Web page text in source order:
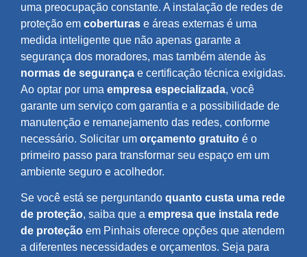
uma preocupação constante. A instalação de redes de
proteção em coberturas e áreas externas é uma
medida inteligente que não apenas garante a
segurança dos moradores, mas também atende às
normas de segurança e certificação técnica exigidas.
Ao optar por uma empresa especializada, você
garante um serviço com garantia e a possibilidade de
manutenção e remanejamento das redes, conforme
necessário. Solicitar um orçamento gratuito é o
primeiro passo para transformar seu espaço em um
ambiente seguro e acolhedor.
Se você está se perguntando quanto custa uma rede
de proteção, saiba que a empresa que instala rede
de proteção em Pinhais oferece opções que atendem
a diferentes necessidades e orçamentos. Seja para